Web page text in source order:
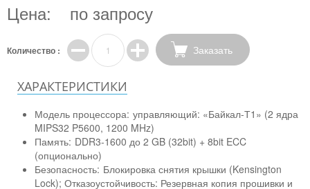
Цена: по запросу
Количество : Заказать
ХАРАКТЕРИСТИКИ
Модель процессора: управляющий: «Байкал-Т1» (2 ядра
MIPS32 P5600, 1200 MHz)
Память: DDR3-1600 до 2 GB (32bit) + 8bit ECC
(опционально)
Безопасность: Блокировка снятия крышки (Kensington
Lock); Отказоустойчивость: Резервная копия прошивки и